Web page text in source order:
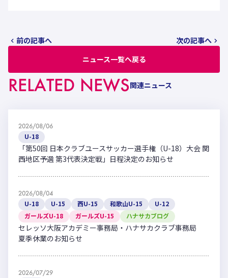
前の記事へ
ニュース一覧へ戻る
次の記事へ
RELATED NEWS関連ニュース
2026/08/06
U-18
「第50回 日本クラブユースサッカー選手権（U-18）大会 関
西地区予選 第3代表決定戦」日程決定のお知らせ
2026/08/04
U-18 U-15 西U-15 和歌山U-15
U-12
ガールズU-18
ガールズU-15 ハナサカブログ
セレッソ大阪アカデミー事務局・ハナサカクラブ事務局
夏季休業のお知らせ
2026/07/29